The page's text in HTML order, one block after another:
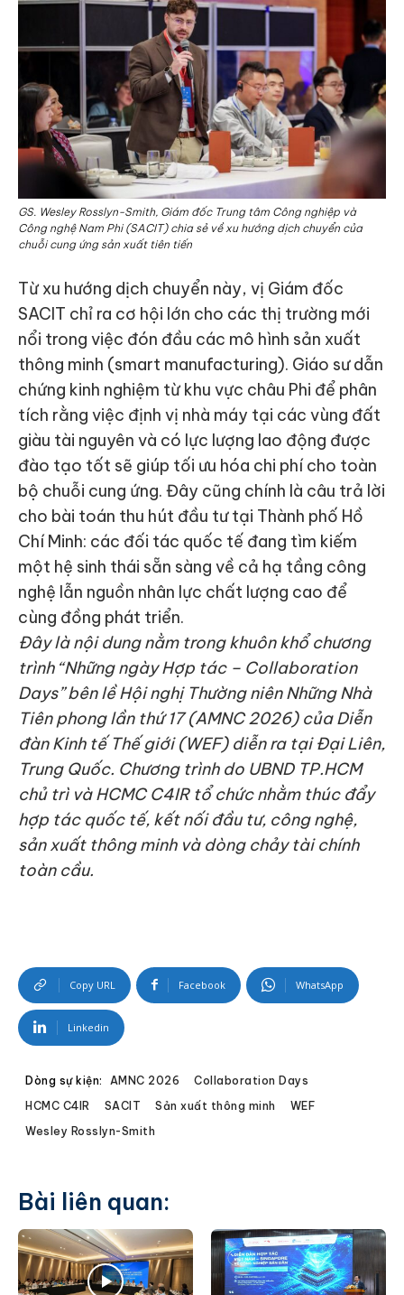
GS. Wesley Rosslyn-Smith, Giám đốc Trung tâm Công nghiệp và
Công nghệ Nam Phi (SACIT) chia sẻ về xu hướng dịch chuyển của
chuỗi cung ứng sản xuất tiên tiến
Từ xu hướng dịch chuyển này, vị Giám đốc
SACIT chỉ ra cơ hội lớn cho các thị trường mới
nổi trong việc đón đầu các mô hình sản xuất
thông minh (smart manufacturing). Giáo sư dẫn
chứng kinh nghiệm từ khu vực châu Phi để phân
tích rằng việc định vị nhà máy tại các vùng đất
giàu tài nguyên và có lực lượng lao động được
đào tạo tốt sẽ giúp tối ưu hóa chi phí cho toàn
bộ chuỗi cung ứng. Đây cũng chính là câu trả lời
cho bài toán thu hút đầu tư tại Thành phố Hồ
Chí Minh: các đối tác quốc tế đang tìm kiếm
một hệ sinh thái sẵn sàng về cả hạ tầng công
nghệ lẫn nguồn nhân lực chất lượng cao để
cùng đồng phát triển.
Đây là nội dung nằm trong khuôn khổ chương
trình “Những ngày Hợp tác – Collaboration
Days” bên lề Hội nghị Thường niên Những Nhà
Tiên phong lần thứ 17 (AMNC 2026) của Diễn
đàn Kinh tế Thế giới (WEF) diễn ra tại Đại Liên,
Trung Quốc. Chương trình do UBND TP.HCM
chủ trì và HCMC C4IR tổ chức nhằm thúc đẩy
hợp tác quốc tế, kết nối đầu tư, công nghệ,
sản xuất thông minh và dòng chảy tài chính
toàn cầu.
Copy URL Facebook WhatsApp
Linkedin
Dòng sự kiện: AMNC 2026
Collaboration Days
HCMC C4IR
SACIT Sản xuất thông minh
WEF
Wesley Rosslyn-Smith
Bài liên quan: